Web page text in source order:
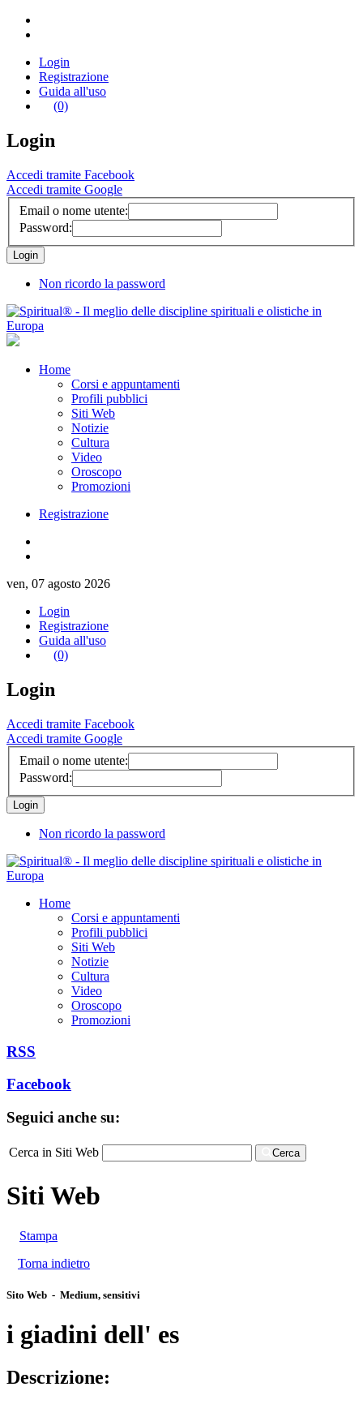
Login
Registrazione
Guida all'uso
(0)
Login
Accedi tramite Facebook
Accedi tramite Google
Email o nome utente:
Password:
Non ricordo la password
Home
Corsi e appuntamenti
Profili pubblici
Siti Web
Notizie
Cultura
Video
Oroscopo
Promozioni
Registrazione
ven, 07 agosto 2026
Login
Registrazione
Guida all'uso
(0)
Login
Accedi tramite Facebook
Accedi tramite Google
Email o nome utente:
Password:
Non ricordo la password
Home
Corsi e appuntamenti
Profili pubblici
Siti Web
Notizie
Cultura
Video
Oroscopo
Promozioni
RSS
Facebook
Seguici anche su:
Cerca in Siti Web Cerca
Siti Web
Stampa
Torna indietro
Sito Web - Medium, sensitivi
i giadini dell' es
Descrizione: